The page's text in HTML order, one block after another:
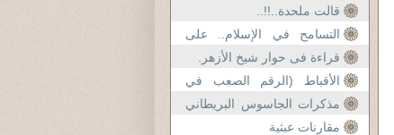
في أوروبا
قالت ملحدة..!!..
التسامح في الإسلام.. على
طريقة الحكومة السودانية!!
قراءة فى حوار شيخ الأزهر.
الأقباط (الرقم الصعب في
المعادلة المصرية)
مذكرات الجاسوس البريطاني
همفر. مع مؤسس الحركة
مقارنات عبثية